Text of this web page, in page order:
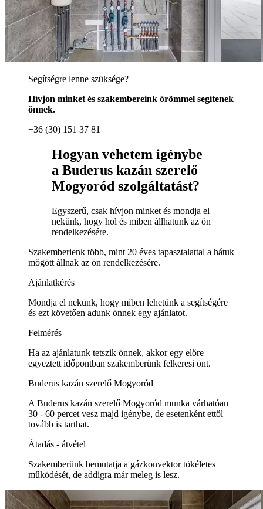
Segítségre lenne szüksége?
Hívjon minket és szakembereink örömmel segítenek
önnek.
+36 (30) 151 37 81
Hogyan vehetem igénybe
a Buderus kazán szerelő
Mogyoród szolgáltatást?
Egyszerű, csak hívjon minket és mondja el
nekünk, hogy hol és miben állhatunk az ön
rendelkezésére.
Szakemberienk több, mint 20 éves tapasztalattal a hátuk
mögött állnak az ön rendelkezésére.
Ajánlatkérés
Mondja el nekünk, hogy miben lehetünk a segítségére
és ezt követően adunk önnek egy ajánlatot.
Felmérés
Ha az ajánlatunk tetszik önnek, akkor egy előre
egyeztett időpontban szakemberünk felkeresi önt.
Buderus kazán szerelő Mogyoród
A Buderus kazán szerelő Mogyoród munka várhatóan
30 - 60 percet vesz majd igénybe, de esetenként ettől
tovább is tarthat.
Átadás - átvétel
Szakemberünk bemutatja a gázkonvektor tökéletes
működését, de addigra már meleg is lesz.